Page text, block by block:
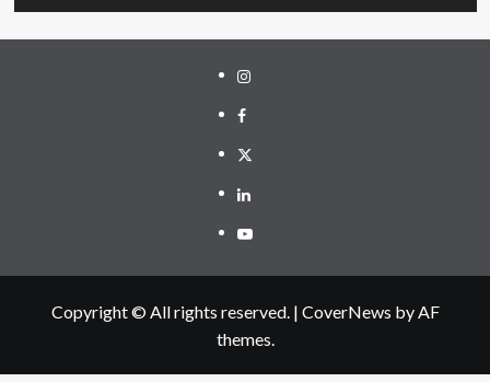
Instagram
Facebook
Twitter
Linkedin
Youtube
Copyright © All rights reserved. | CoverNews by AF
themes.